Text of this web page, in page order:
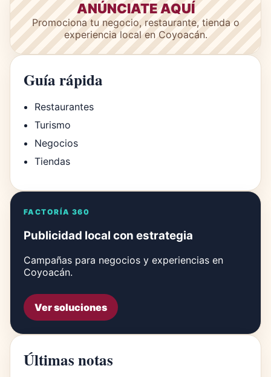
ANÚNCIATE AQUÍ
Promociona tu negocio, restaurante, tienda o
experiencia local en Coyoacán.
Guía rápida
Restaurantes
Turismo
Negocios
Tiendas
FACTORÍA 360
Publicidad local con estrategia
Campañas para negocios y experiencias en
Coyoacán.
Ver soluciones
Últimas notas